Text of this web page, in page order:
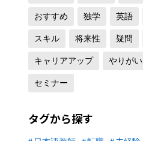
おすすめ 独学 英語
スキル 将来性 疑問
キャリアアップ やりがい
セミナー
タグから探す